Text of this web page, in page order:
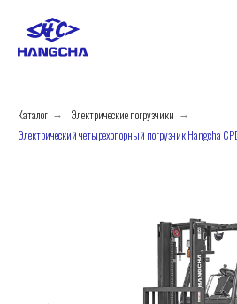
Каталог → Электрические погрузчики →
Электрический четырехопорный погрузчик Hangcha